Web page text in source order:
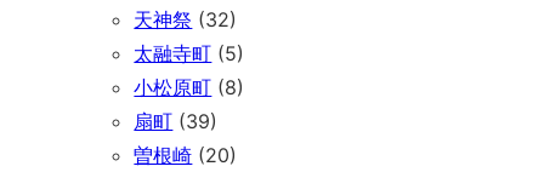
天神祭 (32)
太融寺町 (5)
小松原町 (8)
扇町 (39)
曽根崎 (20)